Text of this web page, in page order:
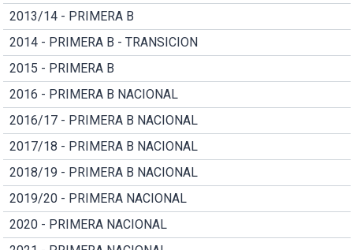
2013/14 - PRIMERA B
2014 - PRIMERA B - TRANSICION
2015 - PRIMERA B
2016 - PRIMERA B NACIONAL
2016/17 - PRIMERA B NACIONAL
2017/18 - PRIMERA B NACIONAL
2018/19 - PRIMERA B NACIONAL
2019/20 - PRIMERA NACIONAL
2020 - PRIMERA NACIONAL